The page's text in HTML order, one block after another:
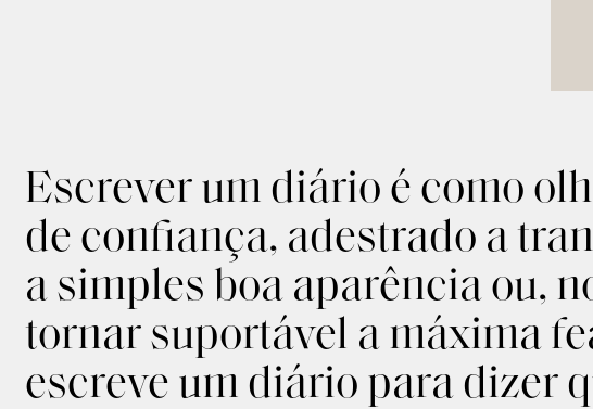
Escrever um diário é como
de confiança, adestrado a
a simples boa aparência ou,
tornar suportável a máxima
escreve um diário para dizer